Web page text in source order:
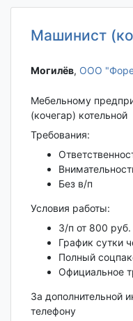
Машинист
Могилёв‎, ООО
Мебельному
(кочегар) котельной
Требования:
Без в/п
Условия работы:
З/п от 800 руб.
График сутки
Полный
Официальное
За дополнительной
телефону